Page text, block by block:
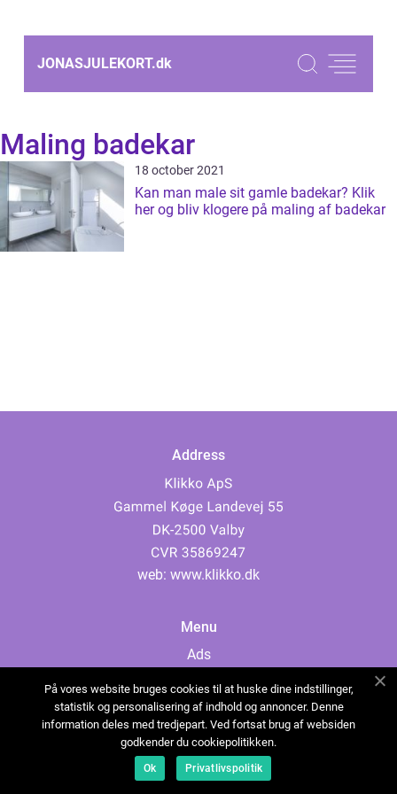
JONASJULEKORT.dk
Maling badekar
18 october 2021
Kan man male sit gamle badekar? Klik
her og bliv klogere på maling af badekar
Address
web: www.klikko.dk
Menu
Ads
Cookies
Contact
Sitemap
På vores website bruges cookies til at huske dine indstillinger,
statistik og personalisering af indhold og annoncer. Denne
information deles med tredjepart. Ved fortsat brug af websiden
godkender du cookiepolitikken.
Ok Privatlivspolitik